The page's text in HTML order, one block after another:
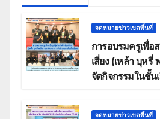
จดหมายข่าวเขตพื้นที่
การอบรมครูเพื่อ
เสี่ยง (เหล้า บุห
จัดกิจกรรมในชั้น
จดหมายข่าวเขตพื้นที่